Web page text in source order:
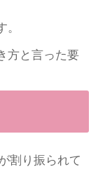
。
方と言った要
割り振られて